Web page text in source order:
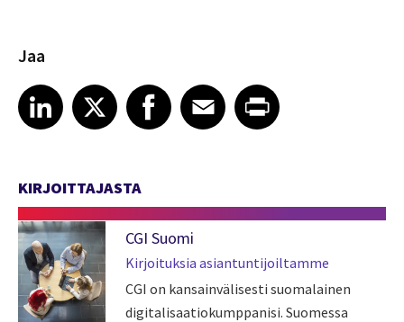
Jaa
Share article on LinkedIn
LinkedIn
Share article on XShare article on Facebook
Facebook
Share article on Email
EmailShare article on Print
KIRJOITTAJASTA
CGI Suomi
Kirjoituksia asiantuntijoiltamme
CGI on kansainvälisesti suomalainen
digitalisaatiokumppanisi. Suomessa